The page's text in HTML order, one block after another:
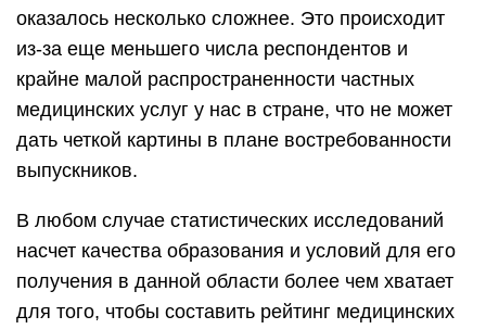
оказалось несколько сложнее. Это происходит
из-за еще меньшего числа респондентов и
крайне малой распространенности частных
медицинских услуг у нас в стране, что не может
дать четкой картины в плане востребованности
выпускников.
В любом случае статистических исследований
насчет качества образования и условий для его
получения в данной области более чем хватает
для того, чтобы составить рейтинг медицинских